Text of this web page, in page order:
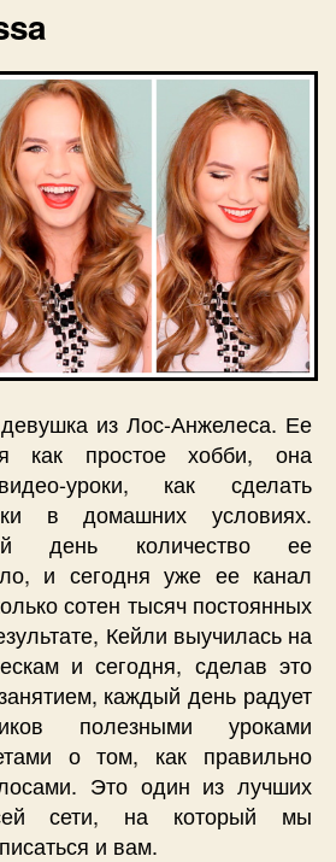
из Лос-Анжелеса. Ее
как простое хобби, она
уроки, как сделать
в домашних условиях.
день количество ее
и сегодня уже ее канал
сотен тысяч постоянных
Кейли выучилась на
и сегодня, сделав это
каждый день радует
полезными уроками
о том, как правильно
Это один из лучших
сети, на который мы
и вам.